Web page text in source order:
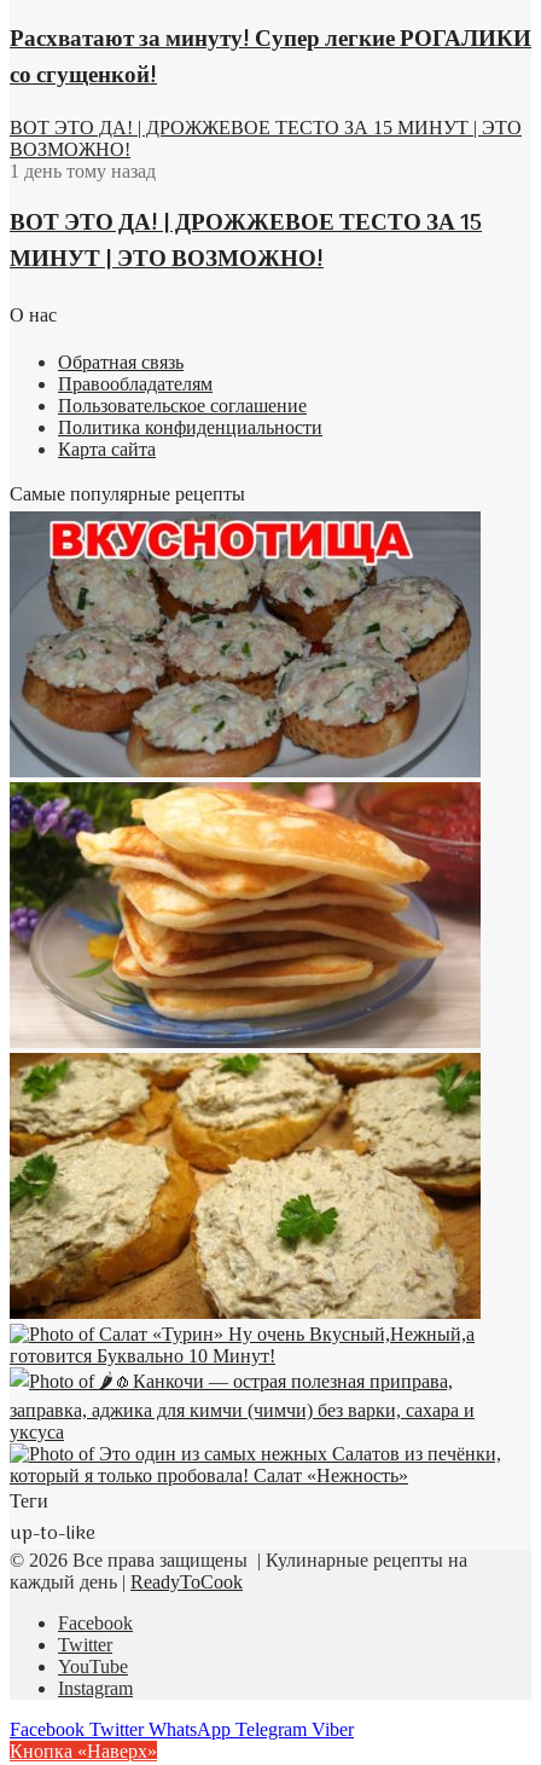
Расхватают за минуту! Супер легкие РОГАЛИКИ
со сгущенкой!
ВОТ ЭТО ДА! | ДРОЖЖЕВОЕ ТЕСТО ЗА 15 МИНУТ | ЭТО
ВОЗМОЖНО!
1 день тому назад
ВОТ ЭТО ДА! | ДРОЖЖЕВОЕ ТЕСТО ЗА 15
МИНУТ | ЭТО ВОЗМОЖНО!
О нас
Обратная связь
Правообладателям
Пользовательское соглашение
Политика конфиденциальности
Карта сайта
Самые популярные рецепты
Теги
up-to-like
© 2026 Все права защищены | Кулинарные рецепты на
каждый день | ReadyToCook
Facebook
Twitter
YouTube
Instagram
Facebook Twitter WhatsApp Telegram Viber
Кнопка «Наверх»